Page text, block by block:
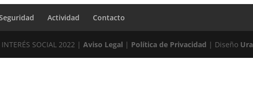
Actividad Contacto
SOCIAL 2022 |Aviso Legal | Política de Privacidad | Diseño